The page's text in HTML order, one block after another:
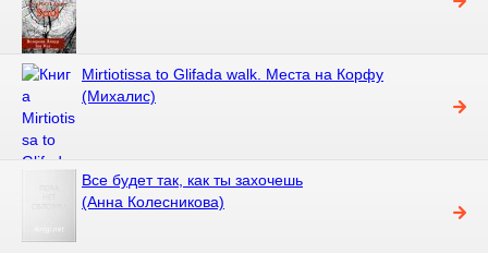
Mirtiotissa to Glifada walk. Места на Корфу
(Михалис)
Все будет так, как ты захочешь
(Анна Колесникова)